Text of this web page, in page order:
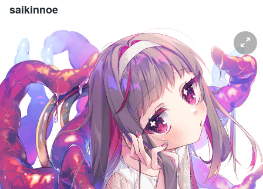
saikinnoe